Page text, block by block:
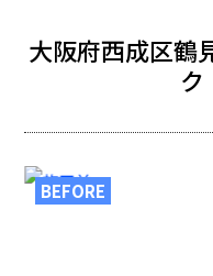
大阪府西成区鶴
ク
BEFORE